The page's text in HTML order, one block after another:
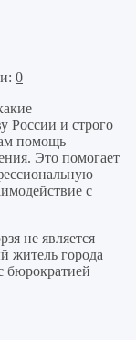
0
России и строго
помощь
Это помогает
с
не является
житель города
бюрократией